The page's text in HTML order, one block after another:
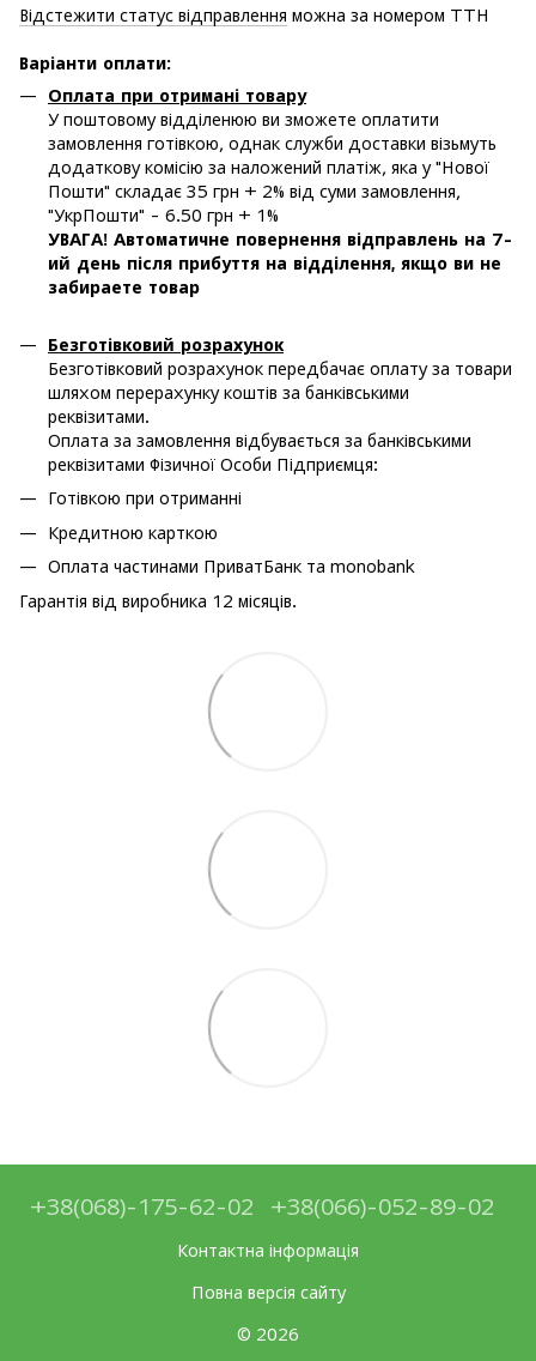
Відстежити статус відправлення можна за номером ТТН
Варіанти оплати:
Оплата при отримані товару
У поштовому відділенюю ви зможете оплатити
замовлення готівкою, однак служби доставки візьмуть
додаткову комісію за наложений платіж, яка у "Нової
Пошти" складає 35 грн + 2% від суми замовлення,
"УкрПошти" - 6.50 грн + 1%
УВАГА! Автоматичне повернення відправлень на 7-
ий день після прибуття на відділення, якщо ви не
забираете товар
Безготівковий розрахунок
Безготівковий розрахунок передбачає оплату за товари
шляхом перерахунку коштів за банківськими
реквізитами.
Оплата за замовлення відбувається за банківськими
реквізитами Фізичної Особи Підприємця:
Готівкою при отриманні
Кредитною карткою
Оплата частинами ПриватБанк та monobank
Гарантія від виробника 12 місяців.
+38(068)-175-62-02 +38(066)-052-89-02
Контактна інформація
Повна версія сайту
© 2026